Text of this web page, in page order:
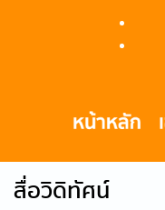
สื่อวิดิทัศน์